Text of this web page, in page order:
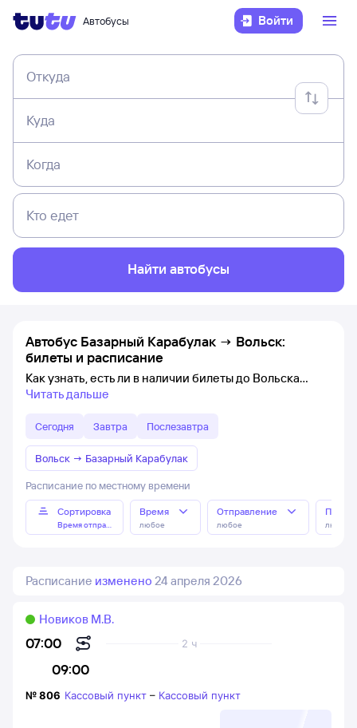
Автобусы Войти
Откуда
Куда
Когда
Кто едет
Найти автобусы
Автобус Базарный Карабулак → Вольск:
билеты и расписание
Как узнать, есть ли в наличии билеты до Вольска
Читать дальше
Сегодня Завтра Послезавтра
Вольск → Базарный Карабулак
Расписание по местному времени
Сортировка
Время отправления
Время
любое
Отправление
любое любое
Расписание изменено 24 апреля 2026
07:00
09:00
2 ч
Новиков М.В.
№806 Кассовый пункт – Кассовый пункт